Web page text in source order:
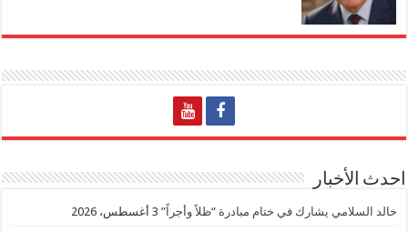
احدث الأخبار
خالد السلامي يشارك في ختام مبادرة “ظلاً وأجراً” 3 أغسطس، 2026